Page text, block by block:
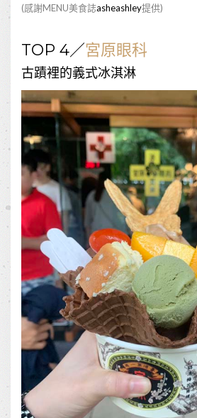
(感謝MENU美食誌asheashley提供)
TOP 4／宮原眼科
古蹟裡的義式冰淇淋